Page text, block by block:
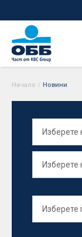
Начало / Новини